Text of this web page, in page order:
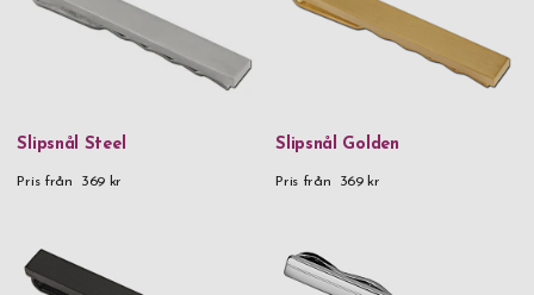
Du kan gravera namn, initialer eller logo på våra slipsnålar i
Tänk på att en väldesignad slipshållare i guld inte bara är
Slipsnålar är frukten av ett möte mellan funktion och design.
Många är de slipsar som tyvärr hamnat i soppan eller grytan.
och matcha med dina övriga kläder. Alternativt börjar du med
slipsnålen i silver och shoppar manschettknappar som matchar
Slipsnål Steel
Pris från 369 kr
Slipsnål Golden
Pris från 369 kr